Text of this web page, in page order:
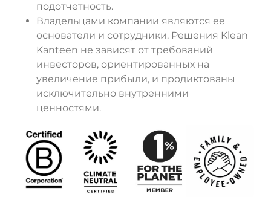
подотчетность.
Владельцами компании являются ее
основатели и сотрудники. Решения Klean
Kanteen не зависят от требований
инвесторов, ориентированных на
увеличение прибыли, и продиктованы
исключительно внутренними
ценностями.